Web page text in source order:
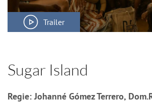
Trailer
Sugar Island
Regie: Johanné Gómez Terrero,